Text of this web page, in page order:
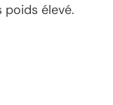
poids élevé.